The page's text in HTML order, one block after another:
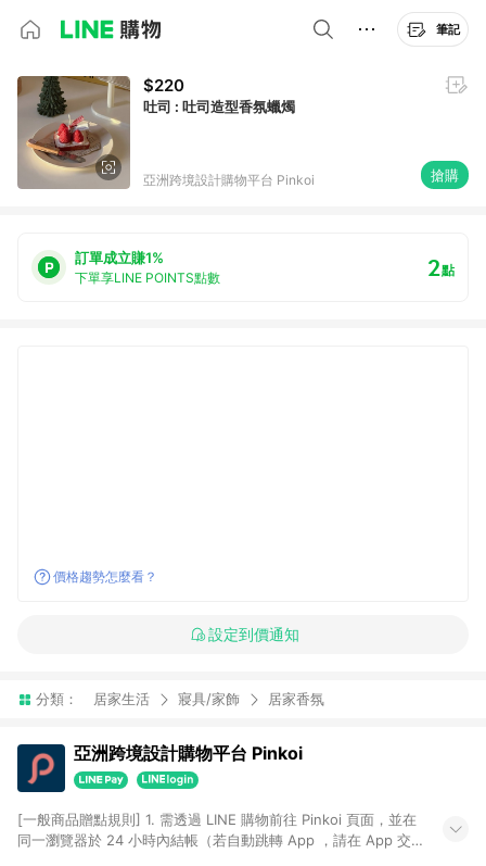
筆記
$220
吐司 : 吐司造型香氛蠟燭
亞洲跨境設計購物平台 Pinkoi 搶購
訂單成立賺1%
下單享LINE POINTS點數 2點
價格趨勢怎麼看？
設定到價通知
分類： 居家生活 寢具/家飾 居家香氛
亞洲跨境設計購物平台 Pinkoi
[一般商品贈點規則] 1. 需透過 LINE 購物前往 Pinkoi 頁面，並在
同一瀏覽器於 24 小時內結帳（若自動跳轉 App ，請在 App 交